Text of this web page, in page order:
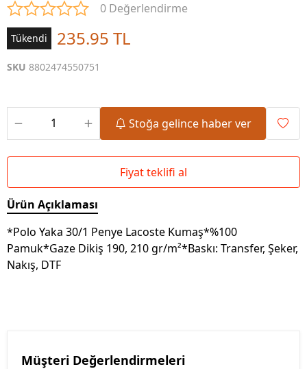
0 Değerlendirme
Tükendi 235.95 TL
SKU 8802474550751
Stoğa gelince haber ver
Fiyat teklifi al
Ürün Açıklaması
*Polo Yaka 30/1 Penye Lacoste Kumaş*%100
Pamuk*Gaze Dikiş 190, 210 gr/m²*Baskı: Transfer, Şeker,
Nakış, DTF
Müşteri Değerlendirmeleri